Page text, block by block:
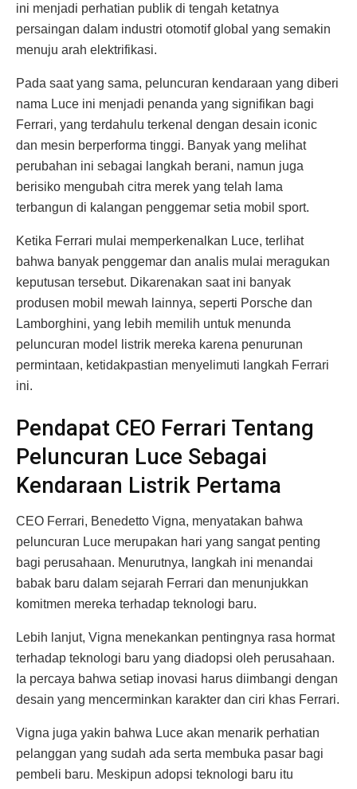
ini menjadi perhatian publik di tengah ketatnya
persaingan dalam industri otomotif global yang semakin
menuju arah elektrifikasi.
Pada saat yang sama, peluncuran kendaraan yang diberi
nama Luce ini menjadi penanda yang signifikan bagi
Ferrari, yang terdahulu terkenal dengan desain iconic
dan mesin berperforma tinggi. Banyak yang melihat
perubahan ini sebagai langkah berani, namun juga
berisiko mengubah citra merek yang telah lama
terbangun di kalangan penggemar setia mobil sport.
Ketika Ferrari mulai memperkenalkan Luce, terlihat
bahwa banyak penggemar dan analis mulai meragukan
keputusan tersebut. Dikarenakan saat ini banyak
produsen mobil mewah lainnya, seperti Porsche dan
Lamborghini, yang lebih memilih untuk menunda
peluncuran model listrik mereka karena penurunan
permintaan, ketidakpastian menyelimuti langkah Ferrari
ini.
Pendapat CEO Ferrari Tentang
Peluncuran Luce Sebagai
Kendaraan Listrik Pertama
CEO Ferrari, Benedetto Vigna, menyatakan bahwa
peluncuran Luce merupakan hari yang sangat penting
bagi perusahaan. Menurutnya, langkah ini menandai
babak baru dalam sejarah Ferrari dan menunjukkan
komitmen mereka terhadap teknologi baru.
Lebih lanjut, Vigna menekankan pentingnya rasa hormat
terhadap teknologi baru yang diadopsi oleh perusahaan.
Ia percaya bahwa setiap inovasi harus diimbangi dengan
desain yang mencerminkan karakter dan ciri khas Ferrari.
Vigna juga yakin bahwa Luce akan menarik perhatian
pelanggan yang sudah ada serta membuka pasar bagi
pembeli baru. Meskipun adopsi teknologi baru itu